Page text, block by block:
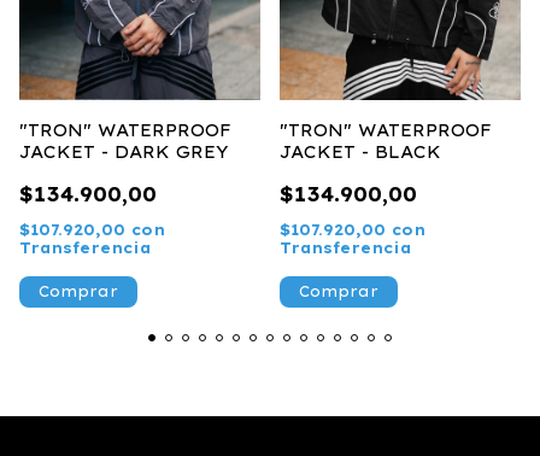
"TRON" WATERPROOF
JACKET - DARK GREY
$134.900,00
$107.920,00 con
Transferencia
Comprar
"TRON" WATERPROOF
JACKET - BLACK
$134.900,00
$107.920,00 con
Transferencia
Comprar